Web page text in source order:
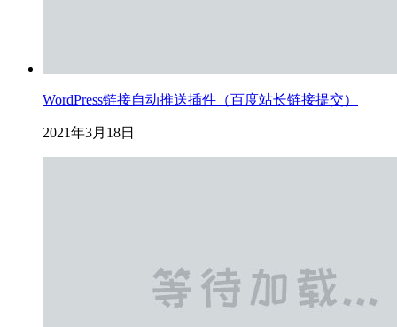
WordPress链接自动推送插件（百度站长链接提交）
2021年3月18日